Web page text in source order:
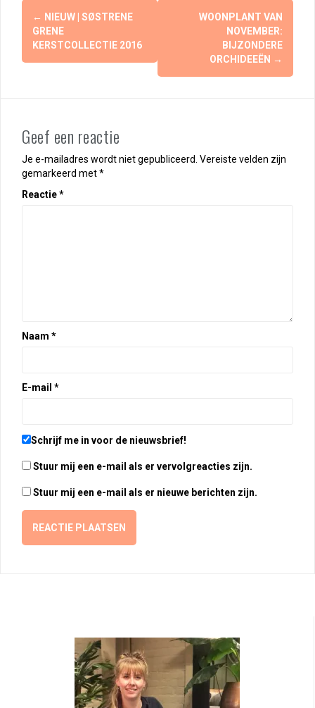
Berichtnavigatie
← NIEUW | SØSTRENE
GRENE
KERSTCOLLECTIE 2016
WOONPLANT VAN
NOVEMBER:
BIJZONDERE
ORCHIDEEËN →
Geef een reactie
Je e-mailadres wordt niet gepubliceerd. Vereiste velden zijn
gemarkeerd met*
Reactie*
Naam *
E-mail *
Schrijf me in voor de nieuwsbrief!
Stuur mij een e-mail als er vervolgreacties zijn.
Stuur mij een e-mail als er nieuwe berichten zijn.